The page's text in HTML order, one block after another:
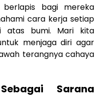
berlapis bagi mereka
cara kerja setiap
atas bumi. Mari kita
menjaga diri agar
terangnya cahaya
Sarana